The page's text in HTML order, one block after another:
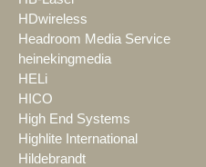
HDwireless
Headroom Media Service
heinekingmedia
HELi
HICO
High End Systems
Highlite International
Hildebrandt